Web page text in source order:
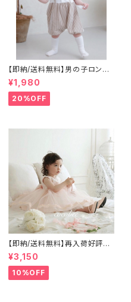
【即納/送料無料】男の子ロンパ
ースベビーカバーオール蝶ネク
タイ付き男の子フォーマルロンパ
ースタキシードお食い初めロン
パースお誕生日フォーマル百日
NS映え70㎝ 80㎝ 90㎝ 100
¥1,980
20%OFF
【即納/送料無料】再入荷好評大
き目ハーフバースデー撮影セル
フ撮影バックリボンチュール ベ
ビードレス 子供ドレス フォーマ
ルドレス 入園式 卒園式 発表会
¥3,150
10%OFF